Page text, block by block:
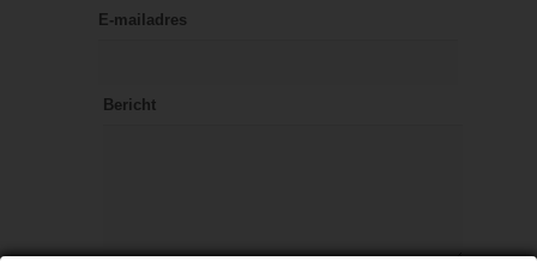
E-mailadres
Bericht